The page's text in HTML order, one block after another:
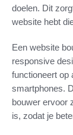
doelen. Dit
website hebt
Een website
responsive
functioneert op
smartphones.
bouwer ervoor
is, zodat je